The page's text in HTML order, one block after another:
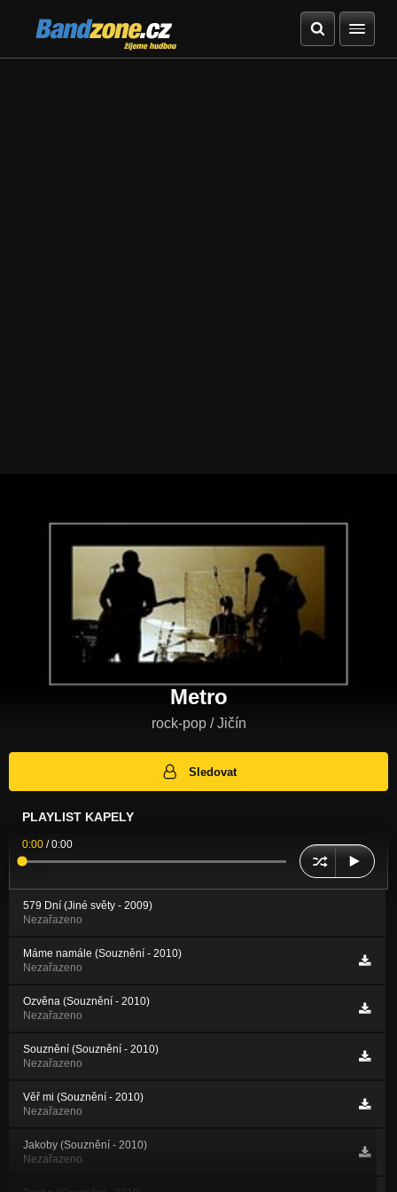
Bandzone.cz
žijeme hudbou
Metro
rock-pop / Jičín
Sledovat
PLAYLIST KAPELY
0:00 /0:00
579 Dní (Jiné světy - 2009)
Nezařazeno
Máme namále (Souznění - 2010)
Nezařazeno
Ozvěna (Souznění - 2010)
Nezařazeno
Souznění (Souznění - 2010)
Nezařazeno
Věř mi (Souznění - 2010)
Nezařazeno
Jakoby (Souznění - 2010)
Nezařazeno